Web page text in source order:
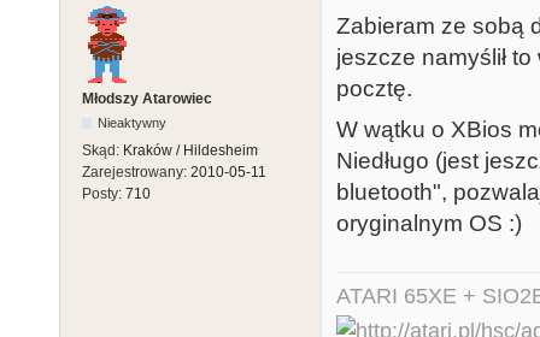
Młodszy Atarowiec
Nieaktywny
Skąd: Kraków / Hildesheim
Zarejestrowany: 2010-05-11
Posty: 710
Zabieram ze sobą
jeszcze namyślił
pocztę.
W wątku o XBios
Niedługo (jest
bluetooth",
oryginalnym OS :)
ATARI 65XE +